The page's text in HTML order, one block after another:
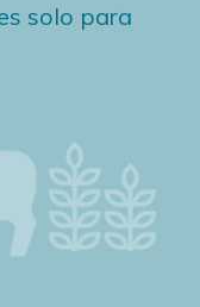
solo para